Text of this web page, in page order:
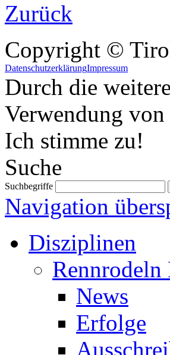
Zurück
Copyright ©
DatenschutzerklärungImpressum
Durch die
Verwendung
Ich stimme zu!
Suche
Suchbegriffe
Navigation
Disziplinen
Rennrodeln
News
Erfolge